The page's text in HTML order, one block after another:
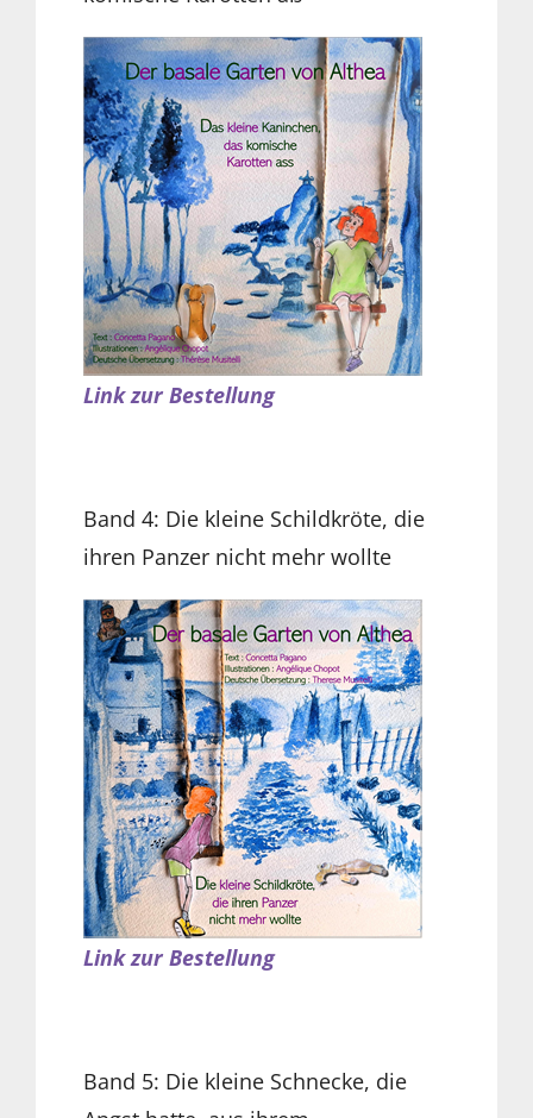
Link zur Bestellung
Band 4: Die kleine Schildkröte, die
ihren Panzer nicht mehr wollte
Link zur Bestellung
Band 5: Die kleine Schnecke, die